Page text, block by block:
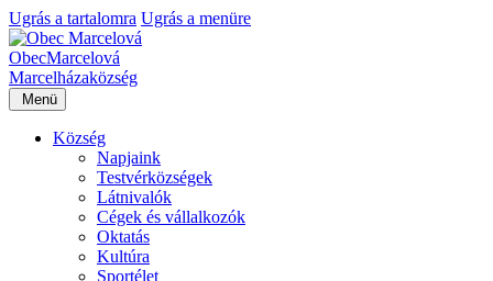
Ugrás a tartalomra Ugrás a menüre
ObecMarcelová
Marcelházaközség
Menü
Község
Napjaink
Testvérközségek
Látnivalók
Cégek és vállalkozók
Oktatás
Kultúra
Sportélet